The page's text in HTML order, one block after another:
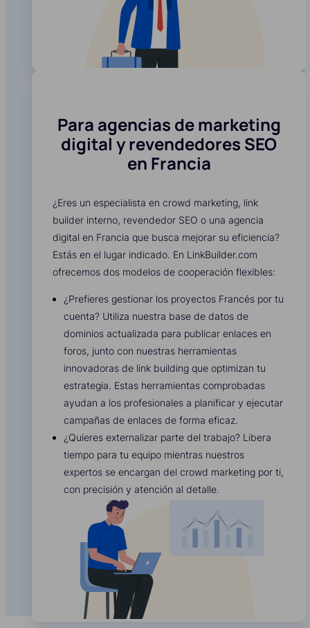
Para agencias de marketing
digital y revendedores SEO
en Francia
¿Eres un especialista en crowd marketing, link
builder interno, revendedor SEO o una agencia
digital en Francia que busca mejorar su eficiencia?
Estás en el lugar indicado. En LinkBuilder.com
ofrecemos dos modelos de cooperación flexibles:
¿Prefieres gestionar los proyectos Francés por tu
cuenta? Utiliza nuestra base de datos de
dominios actualizada para publicar enlaces en
foros, junto con nuestras herramientas
innovadoras de link building que optimizan tu
estrategia. Estas herramientas comprobadas
ayudan a los profesionales a planificar y ejecutar
campañas de enlaces de forma eficaz.
¿Quieres externalizar parte del trabajo? Libera
tiempo para tu equipo mientras nuestros
expertos se encargan del crowd marketing por ti,
con precisión y atención al detalle.